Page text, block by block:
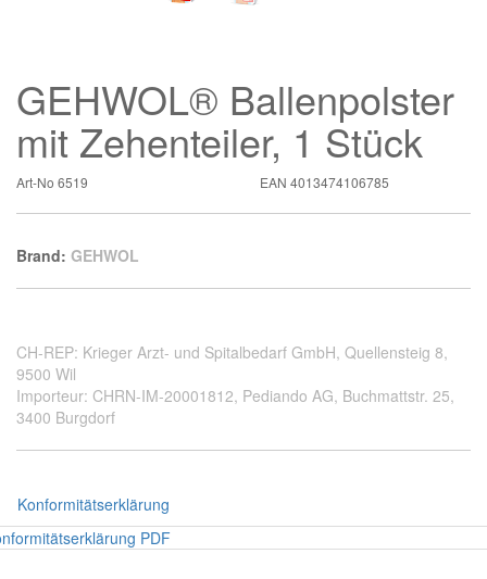
GEHWOL® Ballenpolster
mit Zehenteiler, 1 Stück
Art-No 6519 EAN 4013474106785
Brand: GEHWOL
CH-REP: Krieger Arzt- und Spitalbedarf GmbH, Quellensteig 8,
9500 Wil
Importeur: CHRN-IM-20001812, Pediando AG, Buchmattstr. 25,
3400 Burgdorf
Konformitätserklärung
PDF